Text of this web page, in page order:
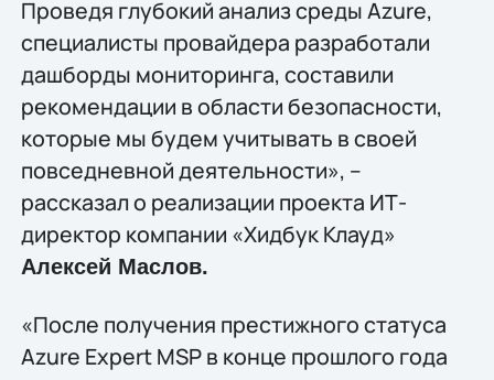
Проведя глубокий анализ среды Azure,
специалисты провайдера разработали
дашборды мониторинга, составили
рекомендации в области безопасности,
которые мы будем учитывать в своей
повседневной деятельности», –
рассказал о реализации проекта ИТ-
директор компании «Хидбук Клауд»
Алексей Маслов.
«После получения престижного статуса
Azure Expert MSP в конце прошлого года